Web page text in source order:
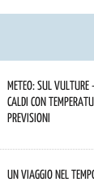
Meteo: sul Vulture
caldi con
previsioni
Un viaggio nel